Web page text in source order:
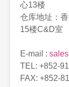
心13楼
仓库地址：
15楼C&D室
E-mail :
TEL: +852-
FAX: +852-